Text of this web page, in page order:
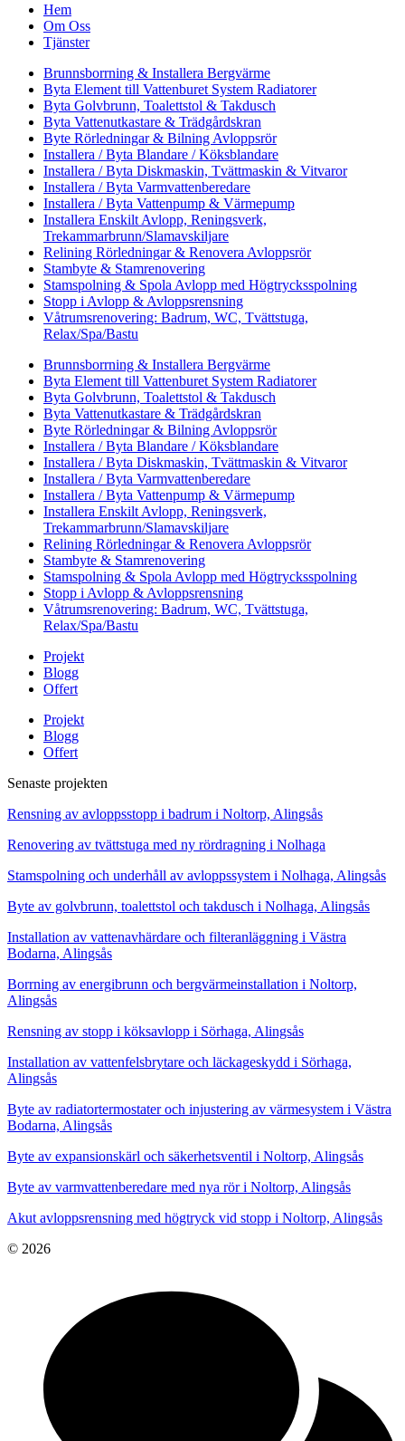
Hem
Om Oss
Tjänster
Brunnsborrning & Installera Bergvärme
Byta Element till Vattenburet System Radiatorer
Byta Golvbrunn, Toalettstol & Takdusch
Byta Vattenutkastare & Trädgårdskran
Byte Rörledningar & Bilning Avloppsrör
Installera / Byta Blandare / Köksblandare
Installera / Byta Diskmaskin, Tvättmaskin & Vitvaror
Installera / Byta Varmvattenberedare
Installera / Byta Vattenpump & Värmepump
Installera Enskilt Avlopp, Reningsverk,
Trekammarbrunn/Slamavskiljare
Relining Rörledningar & Renovera Avloppsrör
Stambyte & Stamrenovering
Stamspolning & Spola Avlopp med Högtrycksspolning
Stopp i Avlopp & Avloppsrensning
Våtrumsrenovering: Badrum, WC, Tvättstuga,
Relax/Spa/Bastu
Brunnsborrning & Installera Bergvärme
Byta Element till Vattenburet System Radiatorer
Byta Golvbrunn, Toalettstol & Takdusch
Byta Vattenutkastare & Trädgårdskran
Byte Rörledningar & Bilning Avloppsrör
Installera / Byta Blandare / Köksblandare
Installera / Byta Diskmaskin, Tvättmaskin & Vitvaror
Installera / Byta Varmvattenberedare
Installera / Byta Vattenpump & Värmepump
Installera Enskilt Avlopp, Reningsverk,
Trekammarbrunn/Slamavskiljare
Relining Rörledningar & Renovera Avloppsrör
Stambyte & Stamrenovering
Stamspolning & Spola Avlopp med Högtrycksspolning
Stopp i Avlopp & Avloppsrensning
Våtrumsrenovering: Badrum, WC, Tvättstuga,
Relax/Spa/Bastu
Projekt
Blogg
Offert
Projekt
Blogg
Offert
Senaste projekten
Rensning av avloppsstopp i badrum i Noltorp, Alingsås
Renovering av tvättstuga med ny rördragning i Nolhaga
Stamspolning och underhåll av avloppssystem i Nolhaga, Alingsås
Byte av golvbrunn, toalettstol och takdusch i Nolhaga, Alingsås
Installation av vattenavhärdare och filteranläggning i Västra
Bodarna, Alingsås
Borrning av energibrunn och bergvärmeinstallation i Noltorp,
Alingsås
Rensning av stopp i köksavlopp i Sörhaga, Alingsås
Installation av vattenfelsbrytare och läckageskydd i Sörhaga,
Alingsås
Byte av radiatortermostater och injustering av värmesystem i Västra
Bodarna, Alingsås
Byte av expansionskärl och säkerhetsventil i Noltorp, Alingsås
Byte av varmvattenberedare med nya rör i Noltorp, Alingsås
Akut avloppsrensning med högtryck vid stopp i Noltorp, Alingsås
© 2026